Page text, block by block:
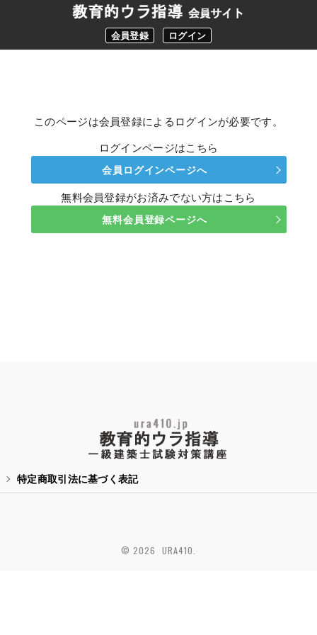
会員登録 ログイン
このページは会員登録によるログインが必要です。
ログインページはこちら
会員ログインページへ
無料会員登録がお済みでない方はこちら
無料会員登録ページへ
特定商取引法に基づく表記
© 2026 URA410.